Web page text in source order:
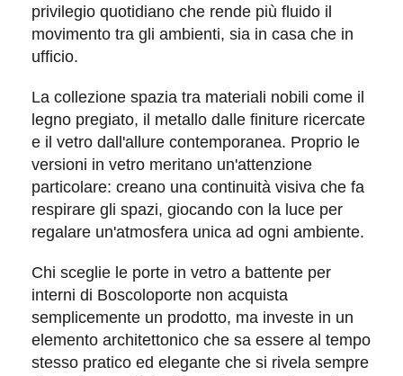
privilegio quotidiano che rende più fluido il
movimento tra gli ambienti, sia in casa che in
ufficio.
La collezione spazia tra materiali nobili come il
legno pregiato, il metallo dalle finiture ricercate
e il vetro dall'allure contemporanea. Proprio le
versioni in vetro meritano un'attenzione
particolare: creano una continuità visiva che fa
respirare gli spazi, giocando con la luce per
regalare un'atmosfera unica ad ogni ambiente.
Chi sceglie le porte in vetro a battente per
interni di Boscoloporte non acquista
semplicemente un prodotto, ma investe in un
elemento architettonico che sa essere al tempo
stesso pratico ed elegante che si rivela sempre